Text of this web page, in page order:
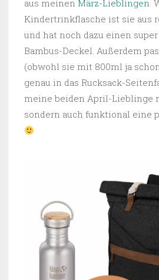
aus meinen März-Lieblingen.
Kindertrinkflasche ist sie aus
und hat noch dazu einen
Bambus-Deckel. Außerdem
(obwohl sie mit 800ml ja
genau in das Rucksack-
meine beiden April-Lieblinge
sondern auch funktional eine